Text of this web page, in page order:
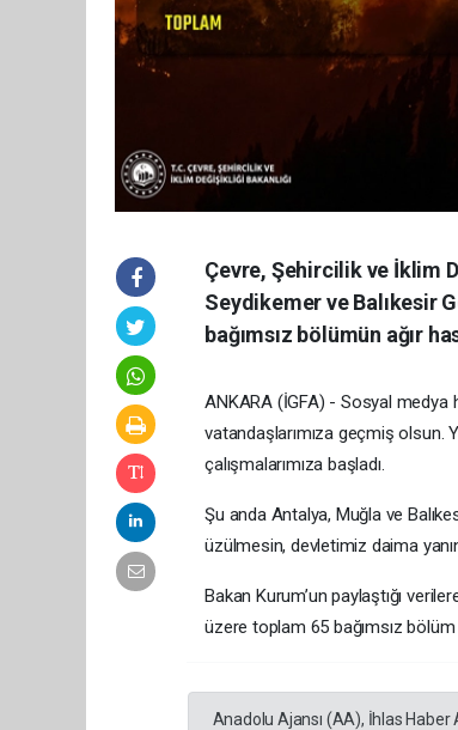
Çevre, Şehircilik ve İklim
Seydikemer ve Balıkesir
bağımsız bölümün ağır
ANKARA (İGFA) - Sosyal medya
vatandaşlarımıza geçmiş olsun.
çalışmalarımıza başladı.
Şu anda Antalya, Muğla ve
üzülmesin, devletimiz daima
Bakan Kurum’un paylaştığı
üzere toplam 65 bağımsız bölüm
Anadolu Ajansı (AA), İhlas Haber